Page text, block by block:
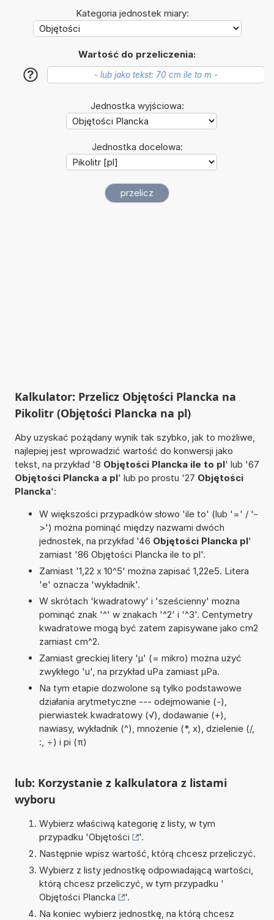
Kategoria jednostek miary:
Wartość do przeliczenia:
?
Jednostka wyjściowa:
Jednostka docelowa:
Kalkulator: Przelicz Objętości Plancka na
Pikolitr (Objętości Plancka na pl)
Aby uzyskać pożądany wynik tak szybko, jak to możliwe,
najlepiej jest wprowadzić wartość do konwersji jako
tekst, na przykład '8 Objętości Plancka ile to pl' lub '67
Objętości Plancka a pl' lub po prostu '27 Objętości
Plancka':
W większości przypadków słowo 'ile to' (lub '=' / '-
>') można pominąć między nazwami dwóch
jednostek, na przykład '46 Objętości Plancka pl'
zamiast '86 Objętości Plancka ile to pl'.
Zamiast '1,22 x 10^5' można zapisać 1,22e5. Litera
'e' oznacza 'wykładnik'.
W skrótach 'kwadratowy' i 'sześcienny' można
pominąć znak '^' w znakach '^2' i '^3'. Centymetry
kwadratowe mogą być zatem zapisywane jako cm2
zamiast cm^2.
Zamiast greckiej litery 'µ' (= mikro) można użyć
zwykłego 'u', na przykład uPa zamiast µPa.
Na tym etapie dozwolone są tylko podstawowe
działania arytmetyczne --- odejmowanie (-),
pierwiastek kwadratowy (√), dodawanie (+),
nawiasy, wykładnik (^), mnożenie (*, x), dzielenie (/,
:, ÷) i pi (π)
lub: Korzystanie z kalkulatora z listami
wyboru
Wybierz właściwą kategorię z listy, w tym
przypadku 'Objętości
'.
Następnie wpisz wartość, którą chcesz przeliczyć.
Wybierz z listy jednostkę odpowiadającą wartości,
którą chcesz przeliczyć, w tym przypadku '
Objętości Plancka
'.
Na koniec wybierz jednostkę, na którą chcesz